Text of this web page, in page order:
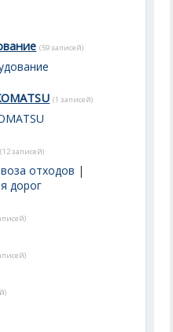
(59 записей)
(1 записей)
(12 записей)
отходов |
дорог